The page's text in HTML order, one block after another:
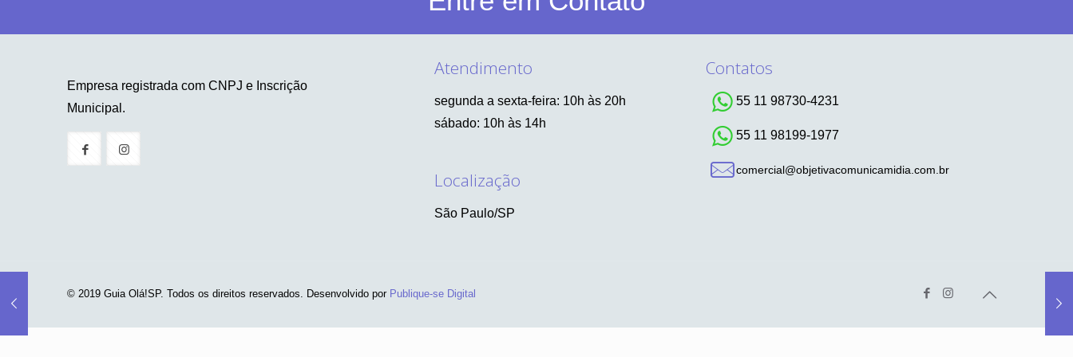
Empresa registrada com CNPJ e Inscrição
Municipal.
Atendimento
segunda a sexta-feira: 10h às 20h
sábado: 10h às 14h
Localização
São Paulo/SP
Contatos
55 11 98730-4231
55 11 98199-1977
comercial@objetivacomunicamidia.com.br
© 2019 Guia Olá!SP. Todos os direitos reservados. Desenvolvido por Publique-se Digital